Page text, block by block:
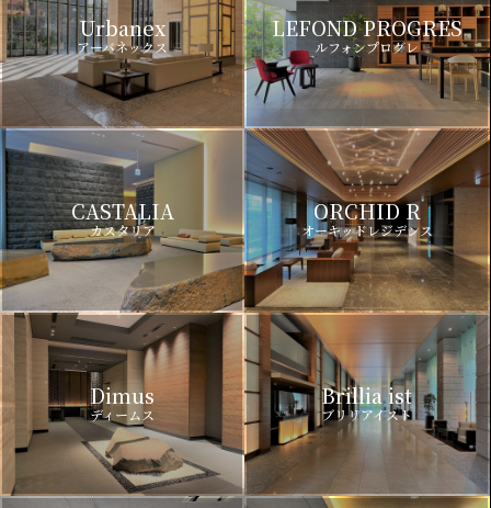
Urbanex
アーバネックス
LEFOND PROGRES
ルフォンプログレ
CASTALIA
カスタリア
ORCHID R
オーキッドレジデンス
Dimus
ディームス
Brillia ist
ブリリアイスト